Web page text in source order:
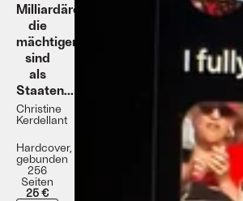
Milliardäre,
die
mächtiger
sind
als
Staaten...
Christine
Kerdellant
Hardcover,
gebunden
256
Seiten
25 €